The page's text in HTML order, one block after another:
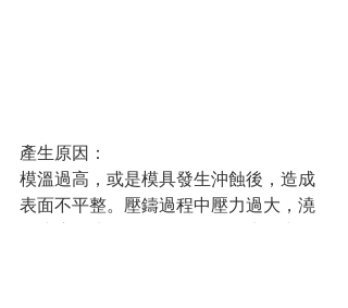
產生原因：
模溫過高，或是模具發生沖蝕後，造成
表面不平整。壓鑄過程中壓力過大，澆
口速度過快，Cycle Time過短也是常見